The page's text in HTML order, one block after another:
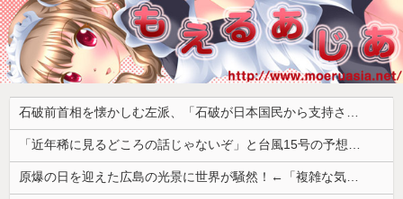
石破前首相を懐かしむ左派、「石破が日本国民から支持されまくっていた」と主張してしまうも……
「近年稀に見るどころの話じゃないぞ」と台風15号の予想進路に困惑する人が多数、偏西風が全く通用していないんだけど……
原爆の日を迎えた広島の光景に世界が騒然！←「複雑な気分だ」（海外の反応）